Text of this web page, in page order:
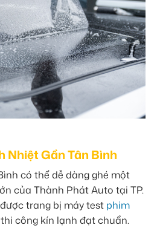
Nhiệt Gần Tân Bình
có thể dễ dàng ghé một
của Thành Phát Auto tại TP.
trang bị máy test phim
công kín lạnh đạt chuẩn.